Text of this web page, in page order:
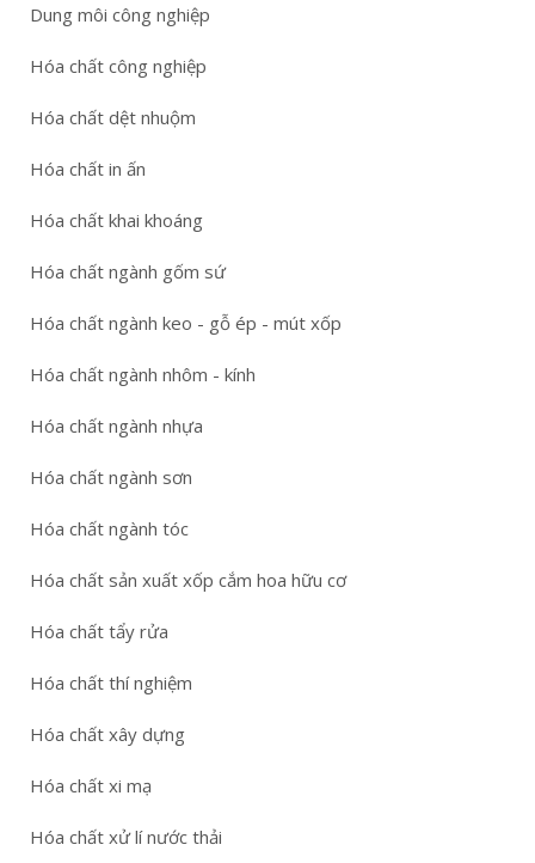
Dung môi công nghiệp
Hóa chất công nghiệp
Hóa chất dệt nhuộm
Hóa chất in ấn
Hóa chất khai khoáng
Hóa chất ngành gốm sứ
Hóa chất ngành keo - gỗ ép - mút xốp
Hóa chất ngành nhôm - kính
Hóa chất ngành nhựa
Hóa chất ngành sơn
Hóa chất ngành tóc
Hóa chất sản xuất xốp cắm hoa hữu cơ
Hóa chất tẩy rửa
Hóa chất thí nghiệm
Hóa chất xây dựng
Hóa chất xi mạ
Hóa chất xử lí nước thải